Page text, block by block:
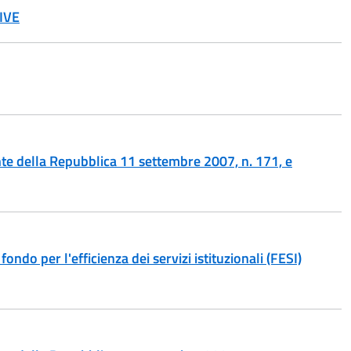
della Repubblica 11 settembre 2007, n. 171, e
per l'efficienza dei servizi istituzionali (FESI)